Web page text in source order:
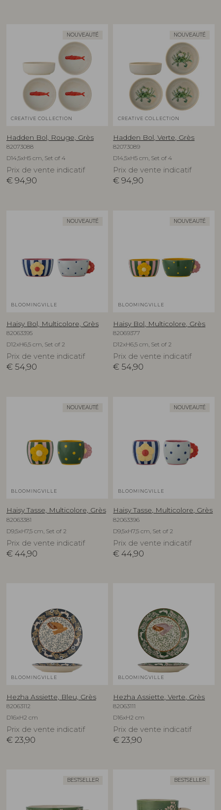
NOUVEAUTÉ
CREATIVE COLLECTION
Hadden Bol, Rouge, Grès
82073088
D14,5xH5 cm, Set of 4
Prix de vente indicatif
€ 94,90
NOUVEAUTÉ
CREATIVE COLLECTION
Hadden Bol, Verte, Grès
82073089
D14,5xH5 cm, Set of 4
Prix de vente indicatif
€ 94,90
NOUVEAUTÉ
BLOOMINGVILLE
Haisy Bol, Multicolore, Grès
82063395
D12xH6,5 cm, Set of 2
Prix de vente indicatif
€ 54,90
NOUVEAUTÉ
BLOOMINGVILLE
Haisy Bol, Multicolore, Grès
82069377
D12xH6,5 cm, Set of 2
Prix de vente indicatif
€ 54,90
NOUVEAUTÉ
BLOOMINGVILLE
Haisy Tasse, Multicolore, Grès
82063381
D9,5xH7,5 cm, Set of 2
Prix de vente indicatif
€ 44,90
NOUVEAUTÉ
BLOOMINGVILLE
Haisy Tasse, Multicolore, Grès
82063396
D9,5xH7,5 cm, Set of 2
Prix de vente indicatif
€ 44,90
BLOOMINGVILLE
Hezha Assiette, Bleu, Grès
82063112
D16xH2 cm
Prix de vente indicatif
€ 23,90
BLOOMINGVILLE
Hezha Assiette, Verte, Grès
82063111
D16xH2 cm
Prix de vente indicatif
€ 23,90
BESTSELLER BESTSELLER